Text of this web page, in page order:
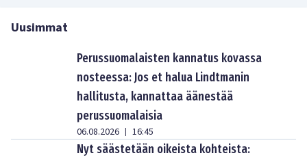
Uusimmat
Perussuomalaisten kannatus kovassa
nosteessa: Jos et halua Lindtmanin
hallitusta, kannattaa äänestää
perussuomalaisia
06.08.2026 | 16:45
Nyt säästetään oikeista kohteista: